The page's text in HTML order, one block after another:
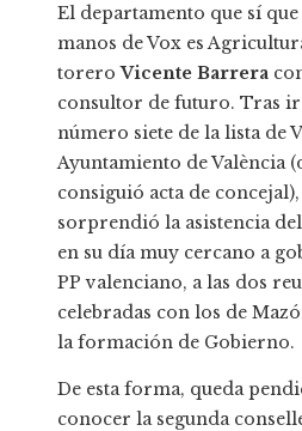
El departamento que sí que
manos de Vox es
toreroVicente Barrera
consultor de futuro. Tras ir
número siete de la lista de
Ayuntamiento de València
consiguió acta de concejal),
sorprendió la asistencia
en su día muy cercano a
PP valenciano, a las dos
celebradas con los de
la formación de Gobierno.
De esta forma, queda
conocer la segunda